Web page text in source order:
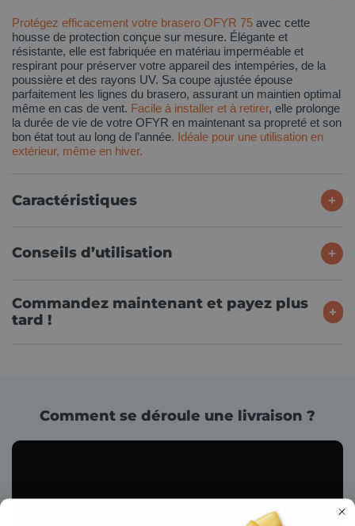
Protégez efficacement votre brasero OFYR 75avec cette
housse de protection conçue sur mesure. Élégante et
résistante, elle est fabriquée en matériau imperméable et
respirant pour préserver votre appareil des intempéries, de la
poussière et des rayons UV. Sa coupe ajustée épouse
parfaitement les lignes du brasero, assurant un maintien optimal
même en cas de vent. Facile à installer et à retirer, elle prolonge
la durée de vie de votre OFYR en maintenant sa propreté et son
bon état tout au long de l’année. Idéale pour une utilisation en
extérieur, même en hiver.
Caractéristiques
Conseils d’utilisation
Commandez maintenant et payez plus
tard !
Comment se déroule une livraison ?